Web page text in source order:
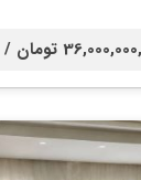
تومان /